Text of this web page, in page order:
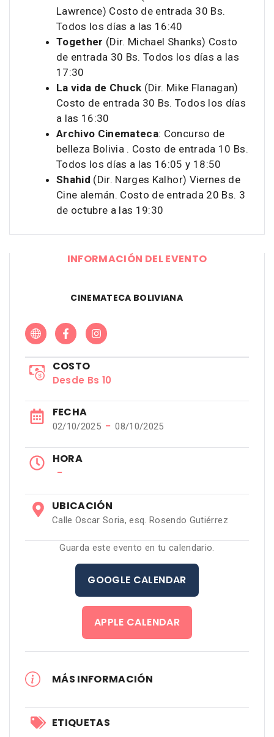
Lawrence) Costo de entrada 30 Bs.
Todos los días a las 16:40
Together (Dir. Michael Shanks) Costo
de entrada 30 Bs. Todos los días a las
17:30
La vida de Chuck (Dir. Mike Flanagan)
Costo de entrada 30 Bs. Todos los días
a las 16:30
Archivo Cinemateca: Concurso de
belleza Bolivia . Costo de entrada 10 Bs.
Todos los días a las 16:05 y 18:50
Shahid (Dir. Narges Kalhor) Viernes de
Cine alemán. Costo de entrada 20 Bs. 3
de octubre a las 19:30
INFORMACIÓN DEL EVENTO
CINEMATECA BOLIVIANA
COSTO
Desde Bs 10
FECHA
02/10/2025 − 08/10/2025
HORA
−
UBICACIÓN
Calle Oscar Soria, esq. Rosendo Gutiérrez
Guarda este evento en tu calendario.
GOOGLE CALENDAR
APPLE CALENDAR
MÁS INFORMACIÓN
ETIQUETAS